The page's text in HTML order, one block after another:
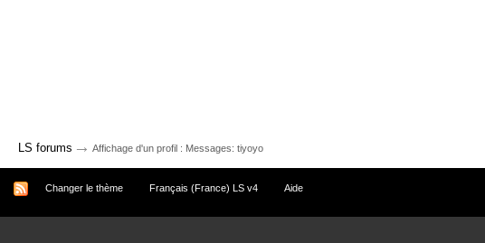
LS forums → Affichage d'un profil : Messages: tiyoyo
Changer le thème Français (France) LS v4 Aide